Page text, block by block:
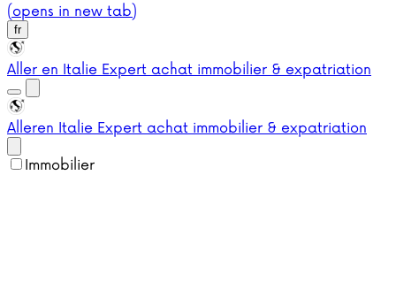
(opens in new tab)
fr
Aller en Italie Expert achat immobilier & expatriation
Alleren Italie Expert achat immobilier & expatriation
Immobilier